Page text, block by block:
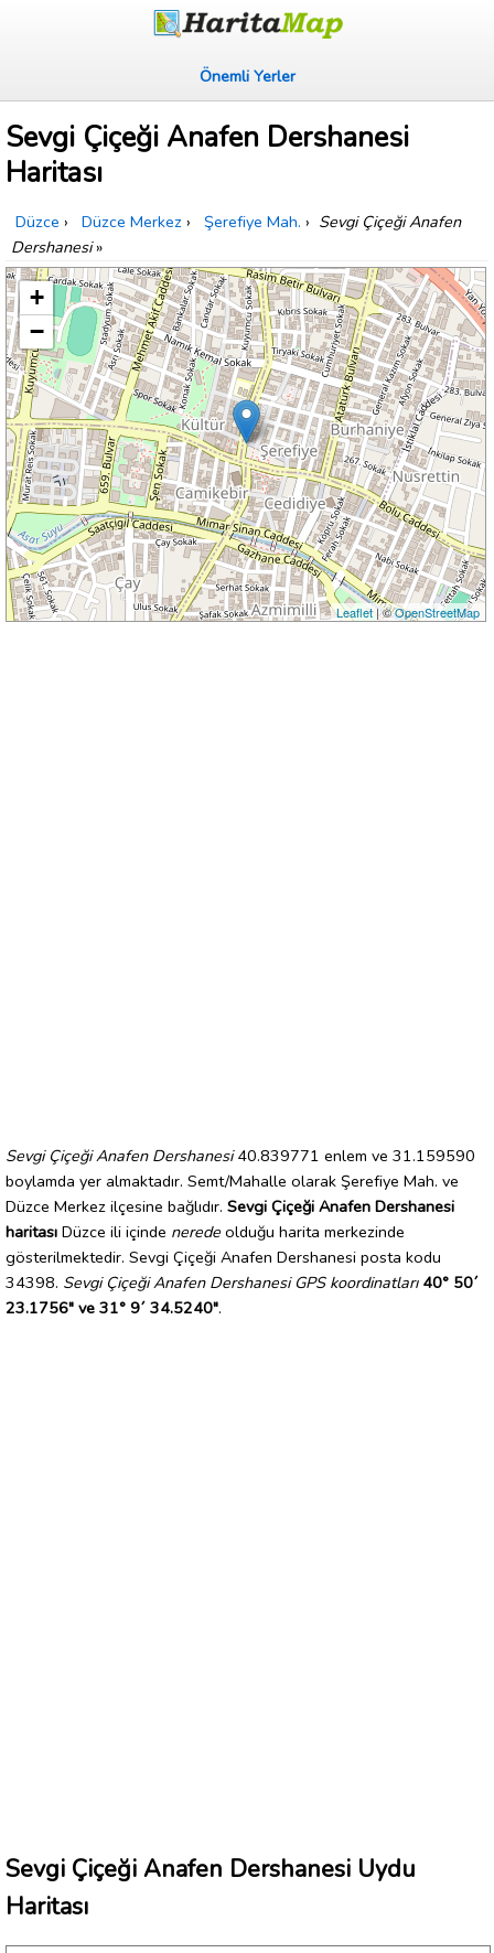
Önemli Yerler
Sevgi Çiçeği Anafen Dershanesi
Haritası
Düzce › Düzce Merkez › Şerefiye Mah. › Sevgi Çiçeği Anafen
Dershanesi»
+
−
Leaflet| ©OpenStreetMap
Sevgi Çiçeği Anafen Dershanesi40.839771 enlem ve 31.159590
boylamda yer almaktadır. Semt/Mahalle olarak Şerefiye Mah. ve
Düzce Merkez ilçesine bağlıdır. Sevgi Çiçeği Anafen Dershanesi
haritası Düzce ili içinde nerede olduğu harita merkezinde
gösterilmektedir. Sevgi Çiçeği Anafen Dershanesi posta kodu
34398. Sevgi Çiçeği Anafen Dershanesi GPS koordinatları 40° 50´
23.1756" ve 31° 9´ 34.5240".
Sevgi Çiçeği Anafen Dershanesi Uydu
Haritası